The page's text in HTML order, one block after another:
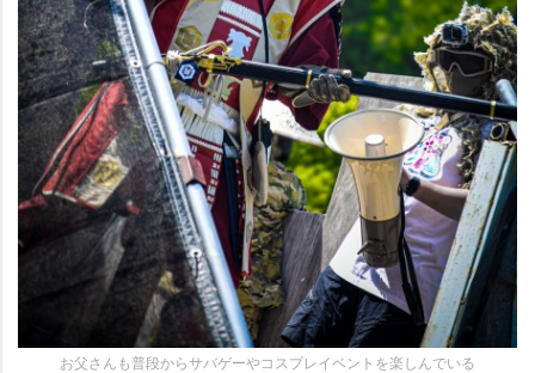
お父さんも普段からサバゲーやコスプレイベントを楽しんでいる